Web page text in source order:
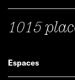
1015
Espaces